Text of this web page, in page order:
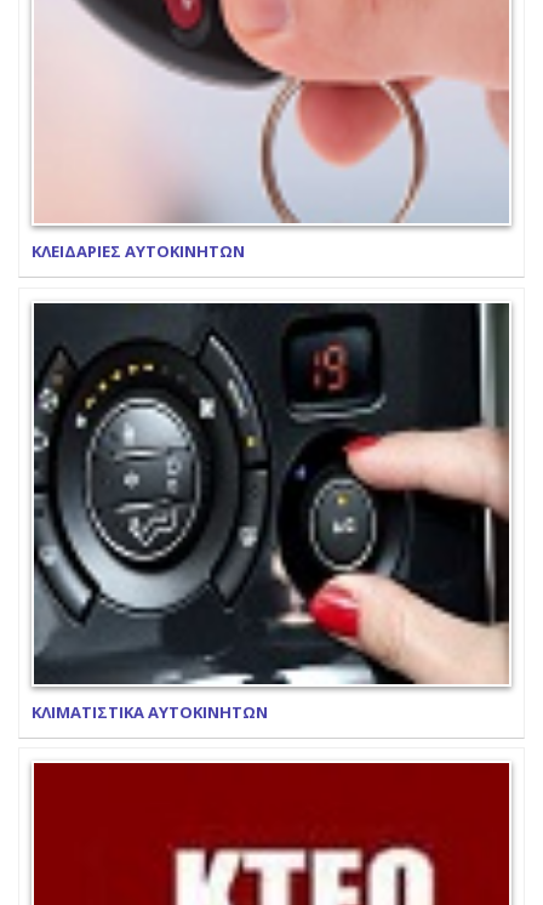
ΚΛΕΙΔΑΡΙΕΣ ΑΥΤΟΚΙΝΗΤΩΝ
ΚΛΙΜΑΤΙΣΤΙΚΑ ΑΥΤΟΚΙΝΗΤΩΝ